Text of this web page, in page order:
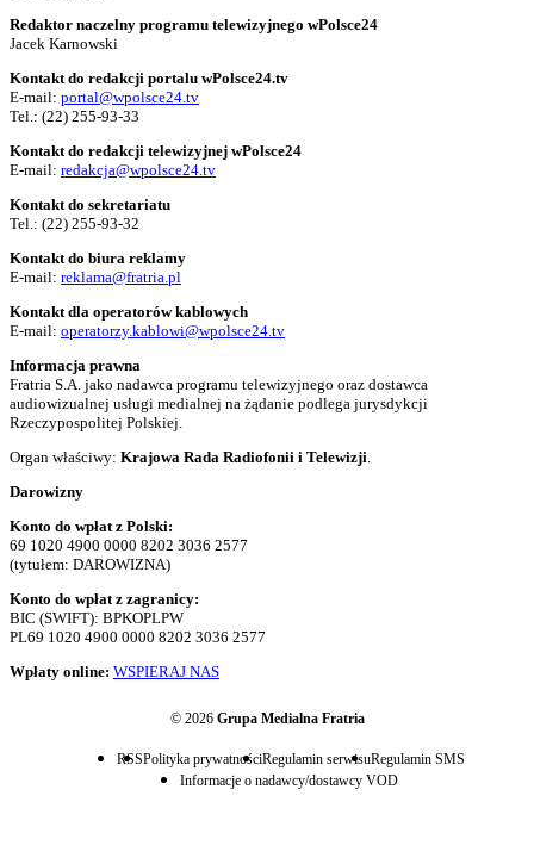
Redaktor naczelny programu telewizyjnego wPolsce24
Jacek Karnowski
Kontakt do redakcji portalu wPolsce24.tv
E-mail: portal@wpolsce24.tv
Tel.: (22) 255-93-33
Kontakt do redakcji telewizyjnej wPolsce24
E-mail: redakcja@wpolsce24.tv
Kontakt do sekretariatu
Tel.: (22) 255-93-32
Kontakt do biura reklamy
E-mail: reklama@fratria.pl
Kontakt dla operatorów kablowych
E-mail: operatorzy.kablowi@wpolsce24.tv
Informacja prawna
Fratria S.A. jako nadawca programu telewizyjnego oraz dostawca
audiowizualnej usługi medialnej na żądanie podlega jurysdykcji
Rzeczypospolitej Polskiej.
Organ właściwy: Krajowa Rada Radiofonii i Telewizji
Darowizny
Konto do wpłat z Polski:
69 1020 4900 0000 8202 3036 2577
(tytułem: DAROWIZNA)
Konto do wpłat z zagranicy:
BIC (SWIFT): BPKOPLPW
PL69 1020 4900 0000 8202 3036 2577
Wpłaty online: WSPIERAJ NAS
© 2026 Grupa Medialna Fratria
RSSPolityka prywatnościRegulamin serwisuRegulamin SMS
Informacje o nadawcy/dostawcy VOD